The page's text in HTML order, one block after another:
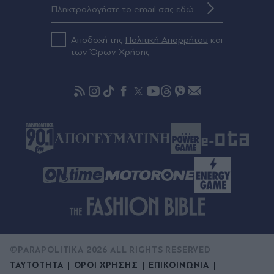
Τραμπ - "Περιορισμένες οι επιλογές των ΗΠΑ"
Πριν 53 λεπτά
Μπαρτσελόνα: Ο Πεπ Γκουαρδιόλα συμβούλευσε
τον Ρόδρι να επιλέξει τους "μπλαουγκράνα" αντί
Αποδοχή της Πολιτική Απορρήτου και
τωνΌρων Χρήσης
ΤΑΥΤΟΤΗΤΑ ΟΡΟΙ ΧΡΗΣΗΣ ΕΠΙΚΟΙΝΩΝΙΑ
©PARAPOLITIKA 2026 ALL RIGHTS RESERVED